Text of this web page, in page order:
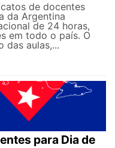
de docentes
da Argentina
de 24 horas,
em todo o país. O
das aulas,...
para Dia de